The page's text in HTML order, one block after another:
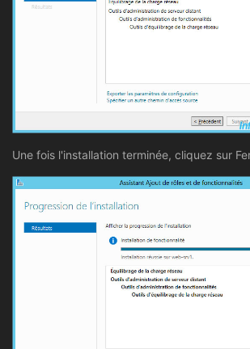
Une fois l'installation terminée, cliquez sur